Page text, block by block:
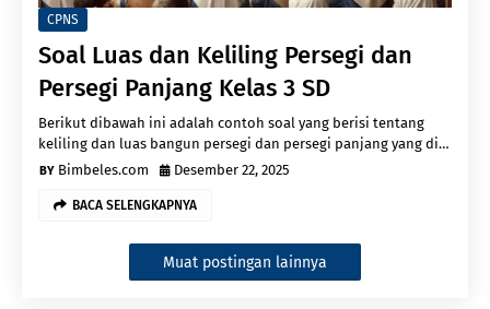
CPNS
Soal Luas dan Keliling Persegi dan
Persegi Panjang Kelas 3 SD
Berikut dibawah ini adalah contoh soal yang berisi tentang
keliling dan luas bangun persegi dan persegi panjang yang di…
Bimbeles.com
Desember 22, 2025
BACA SELENGKAPNYA
Muat postingan lainnya